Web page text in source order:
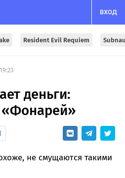
ВХОД
Resident Evil Requiem
деньги:
«Фонарей»
не смущаются такими